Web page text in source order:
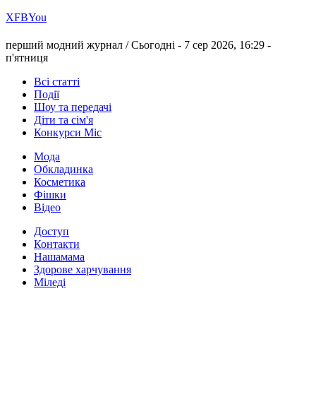
ХFBYou
перший модний журнал /Сьогодні - 7 сер 2026, 16:29 -
п'ятниця
Всі статті
Події
Шоу та передачі
Діти та сім'я
Конкурси Міс
Мода
Обкладинка
Косметика
Фішки
Відео
Доступ
Контакти
Нашамама
Здорове харчування
Міледі